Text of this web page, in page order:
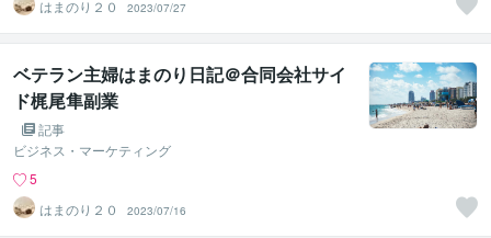
はまのり２０ 2023/07/27
ベテラン主婦はまのり日記＠合同会社サイ
ド梶尾隼副業
記事
ビジネス・マーケティング
5
はまのり２０
2023/07/16